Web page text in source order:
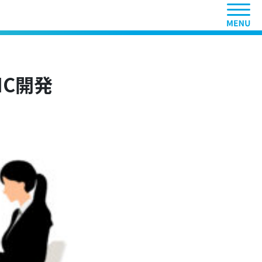
ヘッ
開発